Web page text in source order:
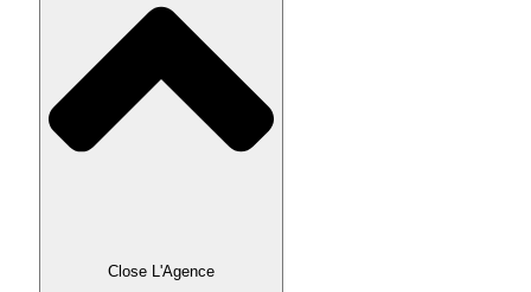
Close L'Agence